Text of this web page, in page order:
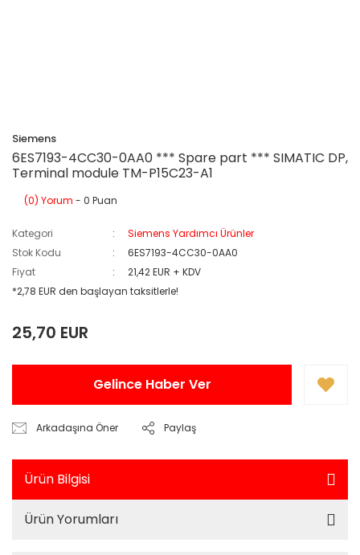
Siemens
6ES7193-4CC30-0AA0 *** Spare part *** SIMATIC DP,
Terminal module TM-P15C23-A1
(0) Yorum - 0 Puan
Kategori
Siemens Yardımcı Ürünler
Stok Kodu
6ES7193-4CC30-0AA0
Fiyat
21,42 EUR + KDV
*2,78 EUR den başlayan taksitlerle!
25,70 EUR
Gelince Haber Ver
Arkadaşına Öner Paylaş
Ürün Bilgisi
Ürün Yorumları